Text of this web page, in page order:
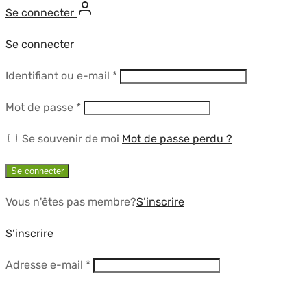
Se connecter
Se connecter
Identifiant ou e-mail *Obligatoire
Mot de passe *Obligatoire
Se souvenir de moi Mot de passe perdu ?
Se connecter
Vous n'êtes pas membre?S’inscrire
S’inscrire
Adresse e-mail *Obligatoire